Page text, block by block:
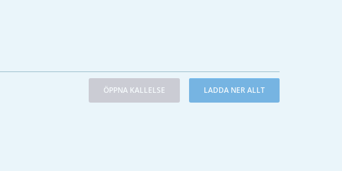
ÖPPNA KALLELSE LADDA NER ALLT